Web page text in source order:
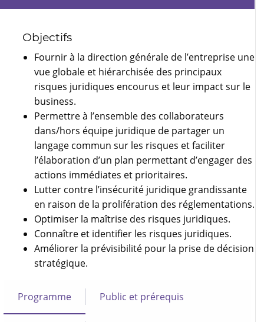
Objectifs
Fournir à la direction générale de l’entreprise une
vue globale et hiérarchisée des principaux
risques juridiques encourus et leur impact sur le
business.
Permettre à l’ensemble des collaborateurs
dans/hors équipe juridique de partager un
langage commun sur les risques et faciliter
l’élaboration d’un plan permettant d’engager des
actions immédiates et prioritaires.
Lutter contre l’insécurité juridique grandissante
en raison de la prolifération des réglementations.
Optimiser la maîtrise des risques juridiques.
Connaître et identifier les risques juridiques.
Améliorer la prévisibilité pour la prise de décision
stratégique.
Programme Public et prérequis